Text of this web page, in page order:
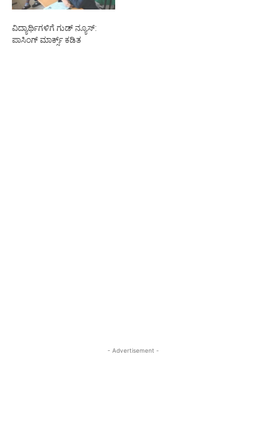
ವಿದ್ಯಾರ್ಥಿಗಳಿಗೆ ಗುಡ್ ನ್ಯೂಸ್:
ಪಾಸಿಂಗ್ ಮಾರ್ಕ್ಸ್ ಕಡಿತ
- Advertisement -